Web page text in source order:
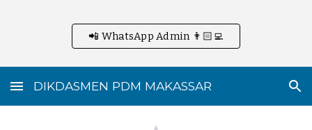
Skip to main content
Skip to navigation
📲 WhatsApp Admin 👨🏻‍💻
DIKDASMEN PDM MAKASSAR